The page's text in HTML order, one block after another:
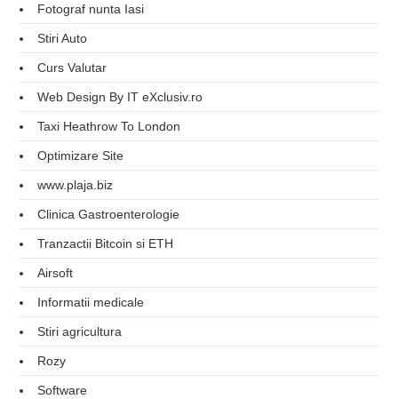
Fotograf nunta Iasi
Stiri Auto
Curs Valutar
Web Design By IT eXclusiv.ro
Taxi Heathrow To London
Optimizare Site
www.plaja.biz
Clinica Gastroenterologie
Tranzactii Bitcoin si ETH
Airsoft
Informatii medicale
Stiri agricultura
Rozy
Software